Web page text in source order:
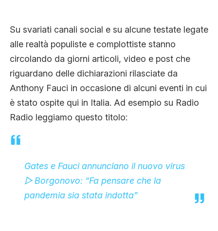
CLIMA ED ENERGIA
CONTATTI
CHI SIAMO
Su svariati canali social e su alcune testate legate
alle realtà populiste e complottiste stanno
circolando da giorni articoli, video e post che
riguardano delle dichiarazioni rilasciate da
Anthony Fauci in occasione di alcuni eventi in cui
è stato ospite qui in Italia. Ad esempio su Radio
Radio leggiamo questo titolo:
Gates e Fauci annunciano il nuovo virus
▷ Borgonovo: “Fa pensare che la
pandemia sia stata indotta”